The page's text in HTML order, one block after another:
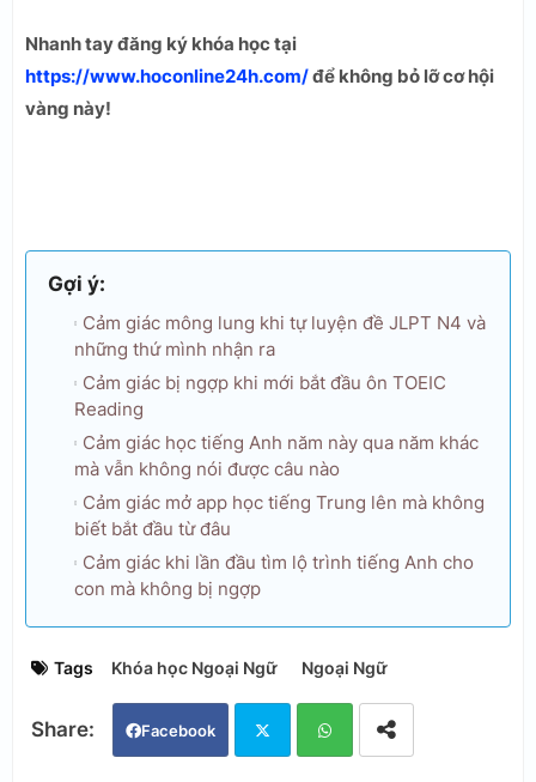
Nhanh tay đăng ký khóa học tại
https://www.hoconline24h.com/để không bỏ lỡ cơ hội
vàng này!
Gợi ý:
Cảm giác mông lung khi tự luyện đề JLPT N4 và
những thứ mình nhận ra
Cảm giác bị ngợp khi mới bắt đầu ôn TOEIC
Reading
Cảm giác học tiếng Anh năm này qua năm khác
mà vẫn không nói được câu nào
Cảm giác mở app học tiếng Trung lên mà không
biết bắt đầu từ đâu
Cảm giác khi lần đầu tìm lộ trình tiếng Anh cho
con mà không bị ngợp
Tags Khóa học Ngoại Ngữ Ngoại Ngữ
Facebook